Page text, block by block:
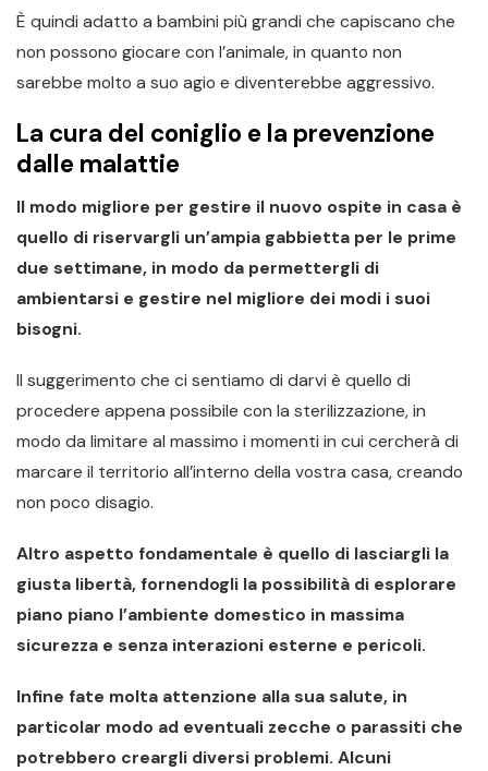
È quindi adatto a bambini più grandi che capiscano che
non possono giocare con l’animale, in quanto non
sarebbe molto a suo agio e diventerebbe aggressivo.
La cura del coniglio e la prevenzione
dalle malattie
Il modo migliore per gestire il nuovo ospite in casa è
quello di riservargli un’ampia gabbietta per le prime
due settimane, in modo da permettergli di
ambientarsi e gestire nel migliore dei modi i suoi
bisogni.
Il suggerimento che ci sentiamo di darvi è quello di
procedere appena possibile con la sterilizzazione, in
modo da limitare al massimo i momenti in cui cercherà di
marcare il territorio all’interno della vostra casa, creando
non poco disagio.
Altro aspetto fondamentale è quello di lasciargli la
giusta libertà, fornendogli la possibilità di esplorare
piano piano l’ambiente domestico in massima
sicurezza e senza interazioni esterne e pericoli.
Infine fate molta attenzione alla sua salute, in
particolar modo ad eventuali zecche o parassiti che
potrebbero creargli diversi problemi. Alcuni